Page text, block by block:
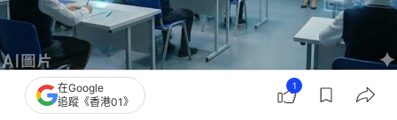
撰文：校園投稿
出版：2026-06-22 07:00 2026-06-22 07:00
在Google
追蹤《香港01》
1